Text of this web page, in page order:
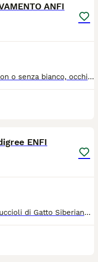
ANFI
Cuccioli di siberiano , blu tabby con o senza bianco, occhi verdi. test genetici dei genitori completi ,chip, vaccini completi, certificato di buona salute
ENFI
Allevamento Fusa delle Nevi – Cuccioli di Gatto Siberiano con Pedigree ENFI ❄️ Con passione e dedizione alleviamo pochi cuccioli all’anno, seguendoli ogni giorno in un ambiente familiare, dove crescono circondati da amore, attenzioni e una corretta socializzazione. 🐾 Sono disponibili 4 splendidi cuccioli di Gatto Siberiano, pronti a raggiungere le loro nuove famiglie tra fine agosto e i primi di settembre. Ogni cucciolo viene affidato con: ✔️ Pedigree ENFI ✔️ Libretto sanitario ✔️ Vaccinazioni e sverminazioni effettuate ✔️ Contratto di cessione ✔️ Garanzie sanitarie - [x] I genitori sono entrambi con pedigree ENFI, testati FIV e FeLV negativi ed esenti da patologie cardiache ereditarie. Sarà possibile venire a conoscere senza alcun impegno i cuccioli, i loro genitori e il nostro allevamento. 📍 Bologna Se non sei della zona contattaci per fare videochiamata 💶 Costo del cucciolo: € 1.150 ℹ️ Una precisazione importante. I nostri cuccioli non sono in regalo né in adozione. La cifra richiesta rappresenta un investimento e riflette il lavoro svolto con serietà e passione: selezione accurata dei riproduttori, controlli sanitari, pedigree ENFI, cure veterinarie, alimentazione di qualità, crescita in ambiente familiare e garanzie sulla salute. Per noi ogni cucciolo è prima di tutto un membro della famiglia e desideriamo affidarlo a persone che comprendano il valore di un allevamento responsabile e l’impegno che comporta accogliere un compagno di vita. Grazie a chi sceglie la qualità, la trasparenza e il benessere dei nostri gatt